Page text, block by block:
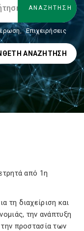
, Επιχειρήσεις
ΑΝΑΖΉΤΗΣΗ
από 1η
τη διαχείριση και
την ανάπτυξη
προστασία των